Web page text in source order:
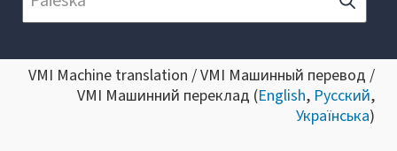
VMI Machine translation / VMI Машинный перевод /
VMI Машинний переклад (English, Русский,
Українська)